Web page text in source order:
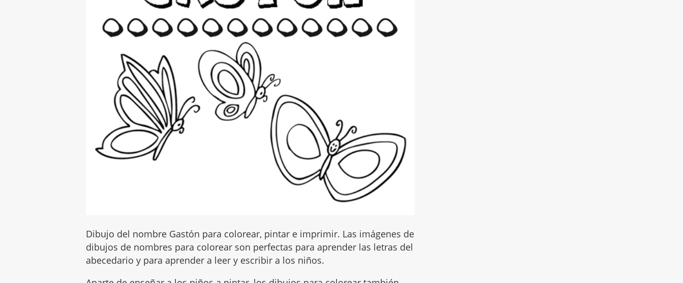
Dibujo del nombre Gastón para colorear, pintar e imprimir. Las imágenes de
dibujos de nombres para colorear son perfectas para aprender las letras del
abecedario y para aprender a leer y escribir a los niños.